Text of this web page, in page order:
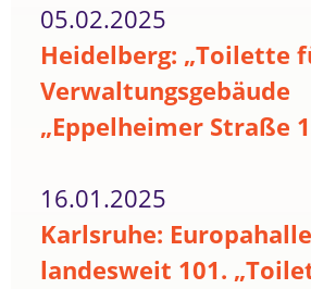
05.02.2025
Heidelberg: „Toilette
Verwaltungsgebäude
„Eppelheimer Straße
16.01.2025
Karlsruhe:
landesweit 101.